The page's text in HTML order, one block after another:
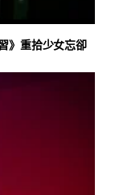
》重拾少女忘卻